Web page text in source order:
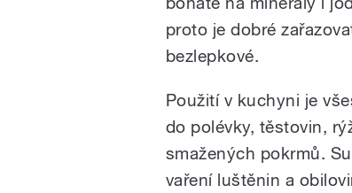
proto je dobré
bezlepkové.
Použití v kuchyni je
do polévky, těstovin,
smažených pokrmů.
vaření luštěnin a